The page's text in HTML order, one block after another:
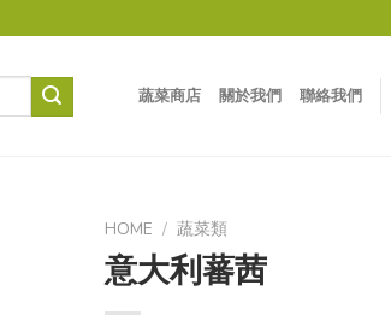
蔬菜商店 關於我們 聯絡我們
HOME / 蔬菜類
意大利蕃茜